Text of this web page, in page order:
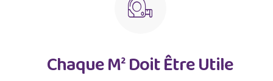
Chaque M² Doit Être Utile